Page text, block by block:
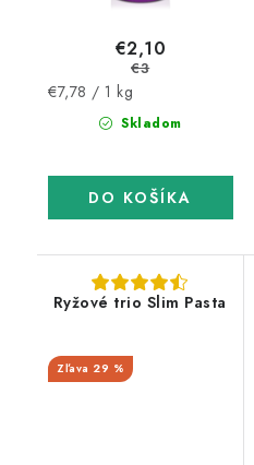
Skladom
€2,10
€3
Jednotková
€7,78 / 1 kg
DO KOŠÍKA
Ryžové trio Slim Pasta
29 %